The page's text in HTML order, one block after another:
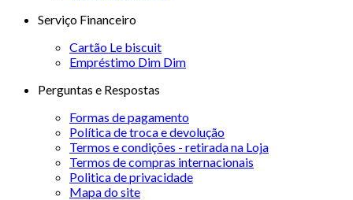
Serviço Financeiro
Cartão Le biscuit
Empréstimo Dim Dim
Perguntas e Respostas
Formas de pagamento
Política de troca e devolução
Termos e condições - retirada na Loja
Termos de compras internacionais
Politica de privacidade
Mapa do site